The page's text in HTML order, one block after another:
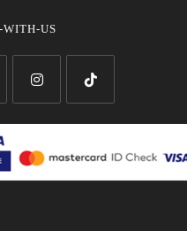
WITH-US
new
a
new